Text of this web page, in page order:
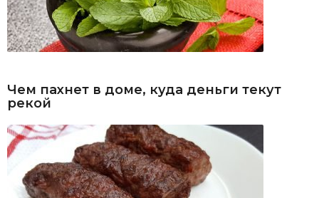
Чем пахнет в доме, куда деньги текут
рекой